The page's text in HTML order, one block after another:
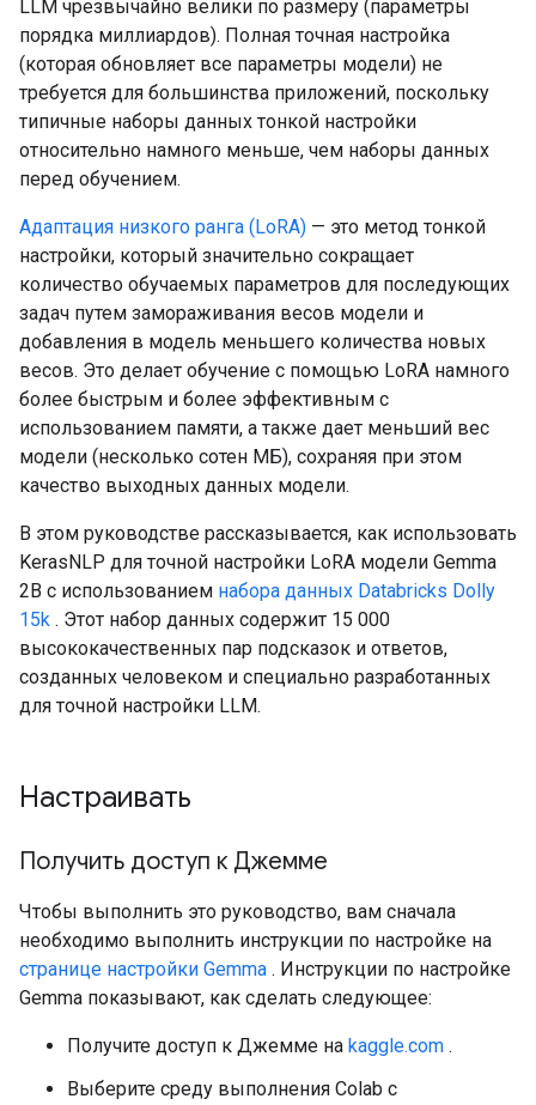
LLM чрезвычайно велики по размеру (параметры
порядка миллиардов). Полная точная настройка
(которая обновляет все параметры модели) не
требуется для большинства приложений, поскольку
типичные наборы данных тонкой настройки
относительно намного меньше, чем наборы данных
перед обучением.
Адаптация низкого ранга (LoRA) — это метод тонкой
настройки, который значительно сокращает
количество обучаемых параметров для последующих
задач путем замораживания весов модели и
добавления в модель меньшего количества новых
весов. Это делает обучение с помощью LoRA намного
более быстрым и более эффективным с
использованием памяти, а также дает меньший вес
модели (несколько сотен МБ), сохраняя при этом
качество выходных данных модели.
В этом руководстве рассказывается, как использовать
KerasNLP для точной настройки LoRA модели Gemma
2B с использованием набора данных Databricks Dolly
15k . Этот набор данных содержит 15 000
высококачественных пар подсказок и ответов,
созданных человеком и специально разработанных
для точной настройки LLM.
Настраивать
Получить доступ к Джемме
Чтобы выполнить это руководство, вам сначала
необходимо выполнить инструкции по настройке на
странице настройки Gemma . Инструкции по настройке
Gemma показывают, как сделать следующее:
Получите доступ к Джемме на kaggle.com .
Выберите среду выполнения Colab с